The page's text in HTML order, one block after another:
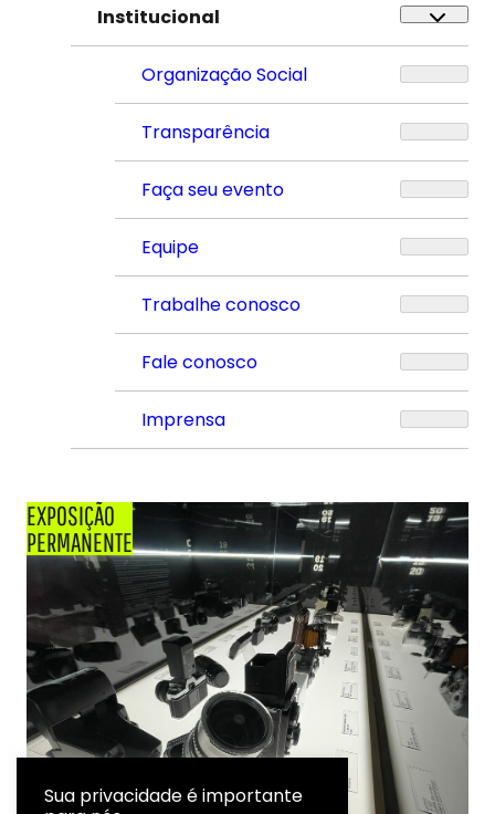
Institucional
Organização Social
Transparência
Faça seu evento
Equipe
Trabalhe conosco
Fale conosco
Imprensa
EXPOSIÇÃO
PERMANENTE
Sua privacidade é importante